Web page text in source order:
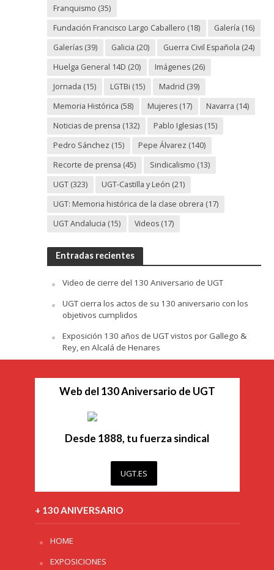
Franquismo (35)
Fundación Francisco Largo Caballero (18) Galería (16)
Galerías(39) Galicia (20) Guerra Civil Española (24)
Huelga General 14D (20) Imágenes(26)
Jornada (15) LGTBi (15) Madrid (39)
Memoria Histórica (58) Mujeres(17) Navarra (14)
Noticias de prensa (132) Pablo Iglesias(15)
Pedro Sánchez (15) Pepe Álvarez (140)
Recorte de prensa (45) Sindicalismo (13)
UGT(323) UGT-Castilla y León (21)
UGT: Memoria histórica de la clase obrera (17)
UGT Andalucia (15) Videos(17)
Entradas recientes
Video de cierre del 130 Aniversario de UGT
UGT cierra los actos de su 130 aniversario con los
objetivos cumplidos
Exposición 130 años de UGT vistos por Gallego &
Rey, en Alcalá de Henares
Web del 130 Aniversario de UGT
Desde 1888, tu fuerza sindical
UGT.ES
+ 130 ANIVERSARIO
HOME
EXPOSICIONES